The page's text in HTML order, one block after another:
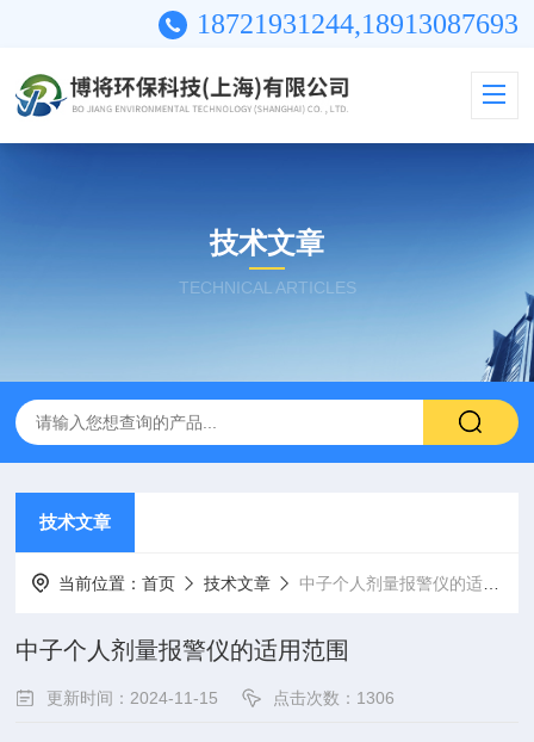
18721931244,18913087693
技术文章
TECHNICAL ARTICLES
技术文章
当前位置：首页 技术文章 中子个人剂量报警仪的适用范围
中子个人剂量报警仪的适用范围
更新时间：2024-11-15 点击次数：1306